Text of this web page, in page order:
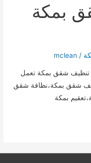
بمكة
/
mclean
شقق بمكة تعمل
شقق بمكة،نظافة شقق
بمكة